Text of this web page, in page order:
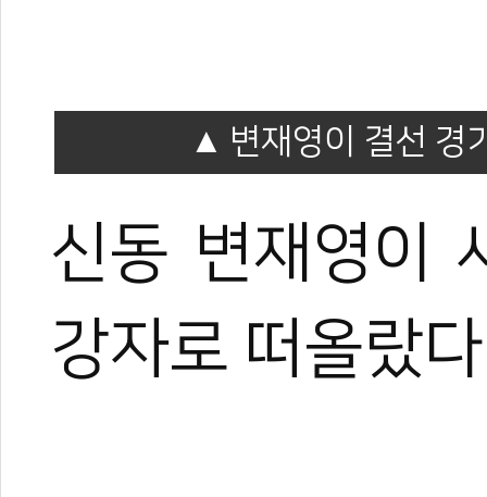
변재영이 결선 경
신동 변재영이
강자로 떠올랐